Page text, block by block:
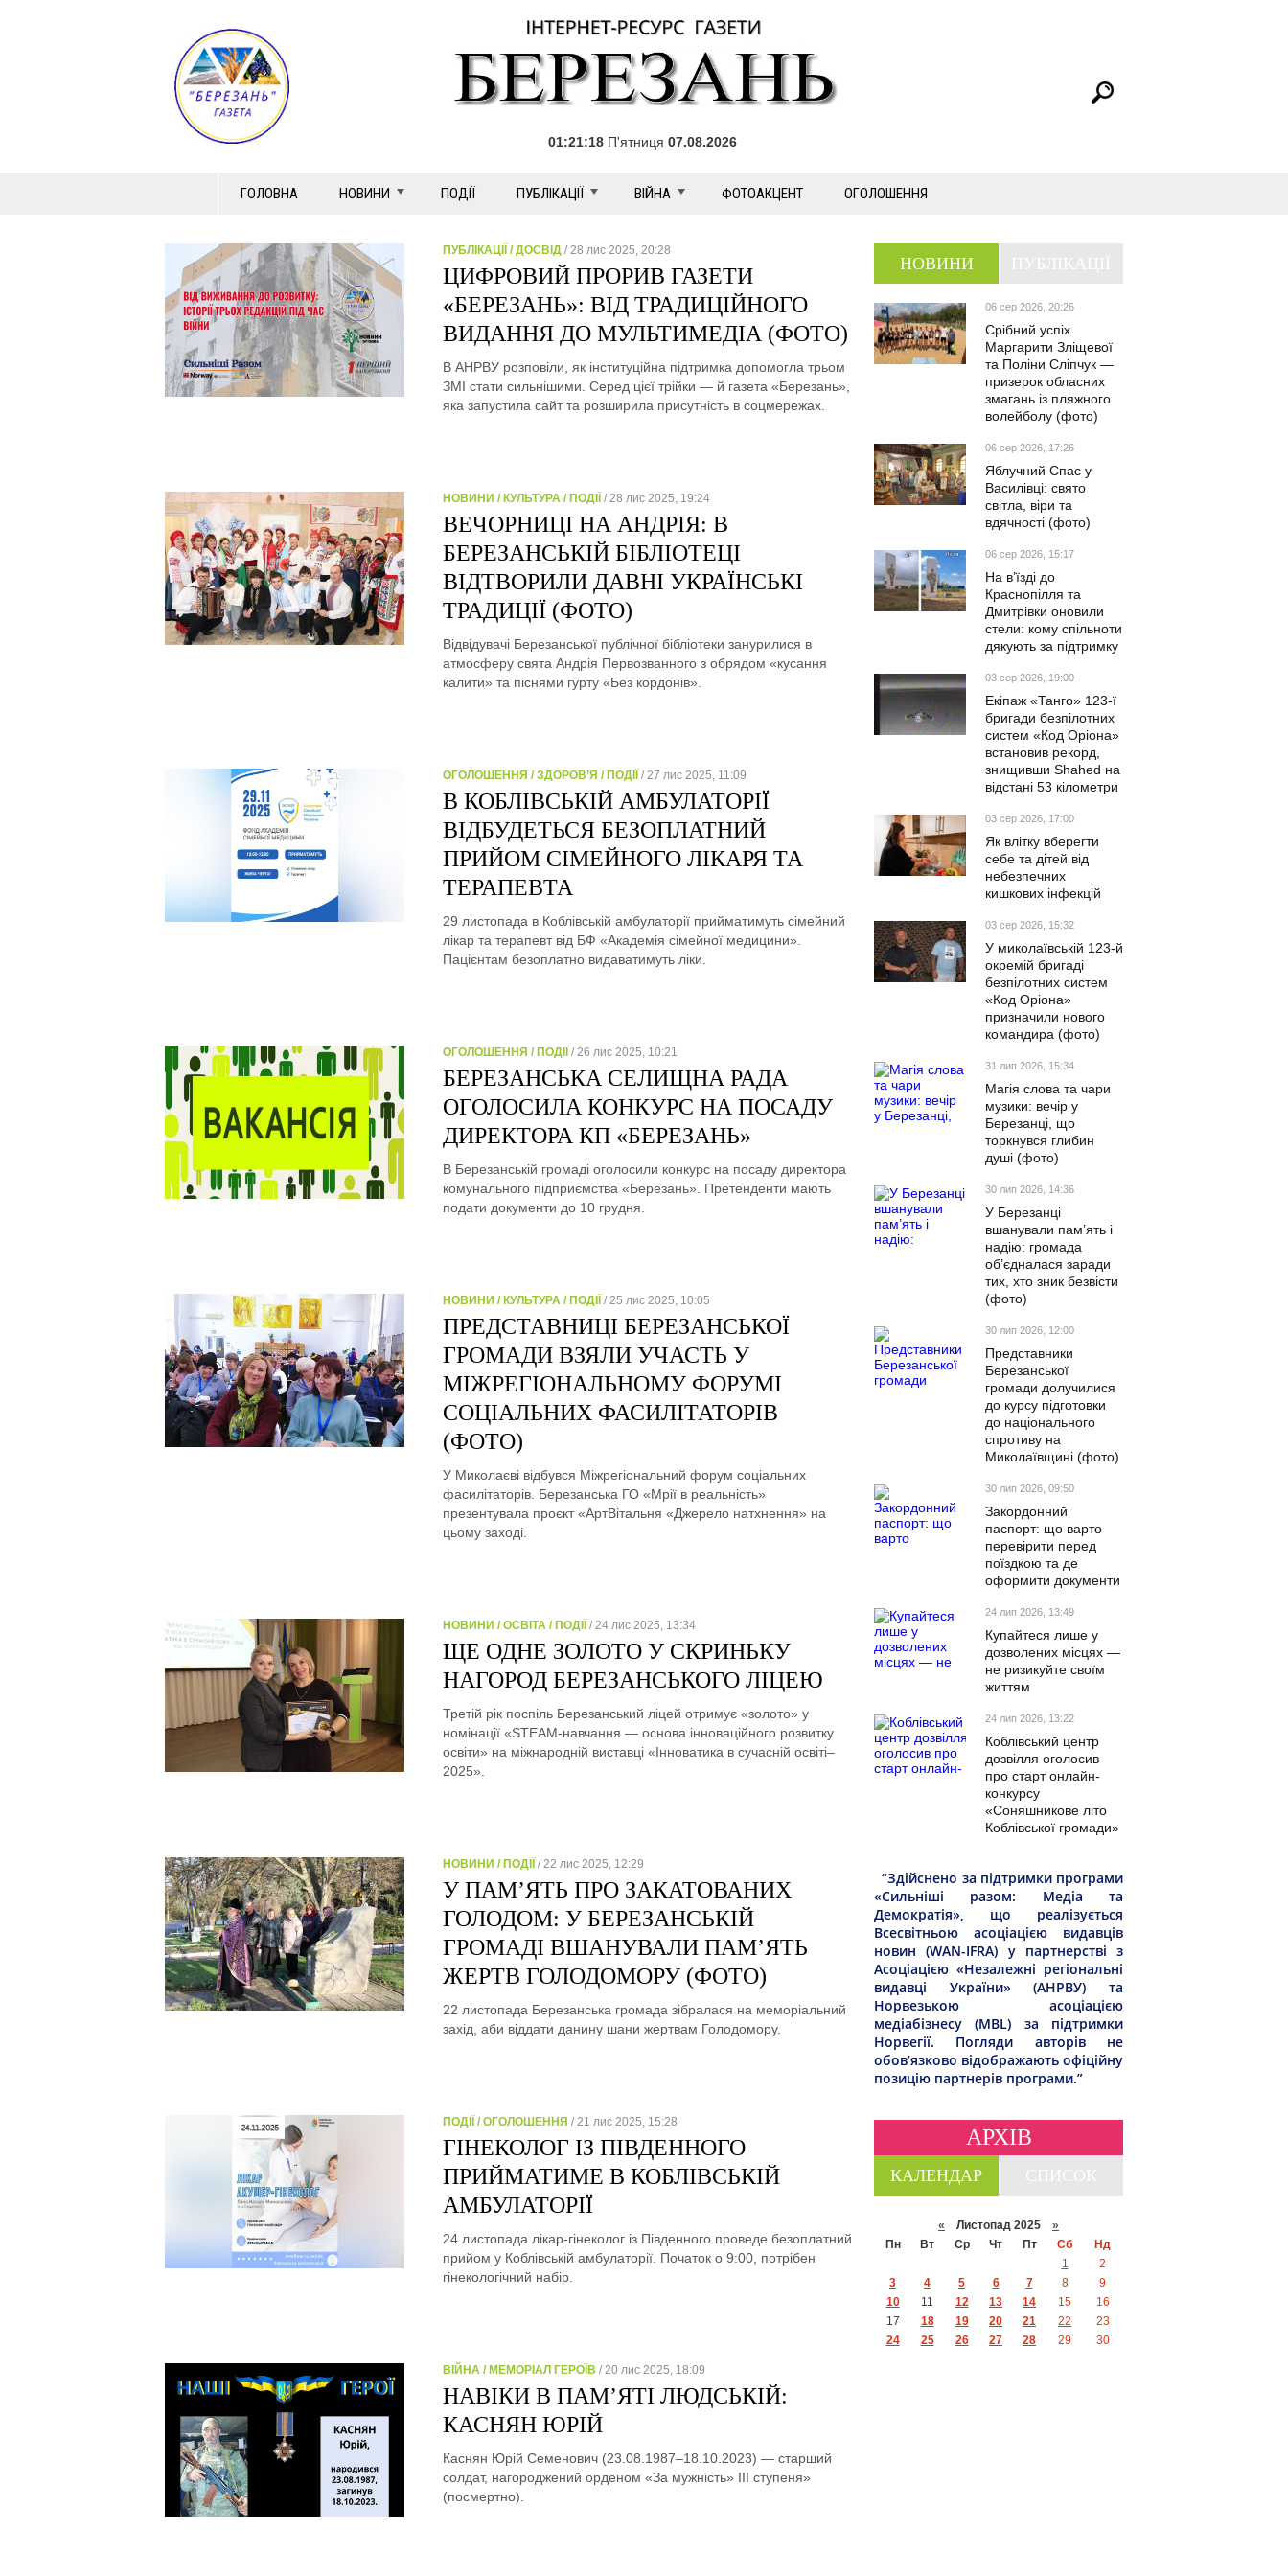
01:21:19 П'ятниця 07.08.2026
ГОЛОВНА НОВИНИ ПОДІЇ ПУБЛІКАЦІЇ ВІЙНА ФОТОАКЦЕНТ ОГОЛОШЕННЯ
ПУБЛІКАЦІЇ / ДОСВІД / 28 лис 2025, 20:28
ЦИФРОВИЙ ПРОРИВ ГАЗЕТИ
«БЕРЕЗАНЬ»: ВІД ТРАДИЦІЙНОГО
ВИДАННЯ ДО МУЛЬТИМЕДІА (ФОТО)
В АНРВУ розповіли, як інституційна підтримка допомогла трьом
ЗМІ стати сильнішими. Серед цієї трійки — й газета «Березань»,
яка запустила сайт та розширила присутність в соцмережах.
НОВИНИ / КУЛЬТУРА / ПОДІЇ / 28 лис 2025, 19:24
ВЕЧОРНИЦІ НА АНДРІЯ: В
БЕРЕЗАНСЬКІЙ БІБЛІОТЕЦІ
ВІДТВОРИЛИ ДАВНІ УКРАЇНСЬКІ
ТРАДИЦІЇ (ФОТО)
Відвідувачі Березанської публічної бібліотеки занурилися в
атмосферу свята Андрія Первозванного з обрядом «кусання
калити» та піснями гурту «Без кордонів».
ОГОЛОШЕННЯ / ЗДОРОВ’Я / ПОДІЇ / 27 лис 2025, 11:09
В КОБЛІВСЬКІЙ АМБУЛАТОРІЇ
ВІДБУДЕТЬСЯ БЕЗОПЛАТНИЙ
ПРИЙОМ СІМЕЙНОГО ЛІКАРЯ ТА
ТЕРАПЕВТА
29 листопада в Коблівській амбулаторії прийматимуть сімейний
лікар та терапевт від БФ «Академія сімейної медицини».
Пацієнтам безоплатно видаватимуть ліки.
ОГОЛОШЕННЯ / ПОДІЇ / 26 лис 2025, 10:21
БЕРЕЗАНСЬКА СЕЛИЩНА РАДА
ОГОЛОСИЛА КОНКУРС НА ПОСАДУ
ДИРЕКТОРА КП «БЕРЕЗАНЬ»
В Березанській громаді оголосили конкурс на посаду директора
комунального підприємства «Березань». Претенденти мають
подати документи до 10 грудня.
НОВИНИ / КУЛЬТУРА / ПОДІЇ / 25 лис 2025, 10:05
ПРЕДСТАВНИЦІ БЕРЕЗАНСЬКОЇ
ГРОМАДИ ВЗЯЛИ УЧАСТЬ У
МІЖРЕГІОНАЛЬНОМУ ФОРУМІ
СОЦІАЛЬНИХ ФАСИЛІТАТОРІВ
(ФОТО)
У Миколаєві відбувся Міжрегіональний форум соціальних
фасилітаторів. Березанська ГО «Мрії в реальність»
презентувала проєкт «АртВітальня «Джерело натхнення» на
цьому заході.
НОВИНИ / ОСВІТА / ПОДІЇ / 24 лис 2025, 13:34
ЩЕ ОДНЕ ЗОЛОТО У СКРИНЬКУ
НАГОРОД БЕРЕЗАНСЬКОГО ЛІЦЕЮ
Третій рік поспіль Березанський ліцей отримує «золото» у
номінації «STEAM-навчання — основа інноваційного розвитку
освіти» на міжнародній виставці «Інноватика в сучасній освіті–
2025».
НОВИНИ / ПОДІЇ / 22 лис 2025, 12:29
У ПАМ’ЯТЬ ПРО ЗАКАТОВАНИХ
ГОЛОДОМ: У БЕРЕЗАНСЬКІЙ
ГРОМАДІ ВШАНУВАЛИ ПАМ’ЯТЬ
ЖЕРТВ ГОЛОДОМОРУ (ФОТО)
22 листопада Березанська громада зібралася на меморіальний
захід, аби віддати данину шани жертвам Голодомору.
ПОДІЇ / ОГОЛОШЕННЯ / 21 лис 2025, 15:28
ГІНЕКОЛОГ ІЗ ПІВДЕННОГО
ПРИЙМАТИМЕ В КОБЛІВСЬКІЙ
АМБУЛАТОРІЇ
24 листопада лікар-гінеколог із Південного проведе безоплатний
прийом у Коблівській амбулаторії. Початок о 9:00, потрібен
гінекологічний набір.
ВІЙНА / МЕМОРІАЛ ГЕРОЇВ / 20 лис 2025, 18:09
НАВІКИ В ПАМ’ЯТІ ЛЮДСЬКІЙ:
КАСНЯН ЮРІЙ
Каснян Юрій Семенович (23.08.1987–18.10.2023) — старший
солдат, нагороджений орденом «За мужність» ІІІ ступеня»
(посмертно).
НОВИНИ
06 сер 2026, 20:26
Срібний успіх
Маргарити Зліщевої
та Поліни Сліпчук —
призерок обласних
змагань із пляжного
волейболу (фото)
06 сер 2026, 17:26
Яблучний Спас у
Василівці: свято
світла, віри та
вдячності (фото)
06 сер 2026, 15:17
На в’їзді до
Краснопілля та
Дмитрівки оновили
стели: кому спільноти
дякують за підтримку
03 сер 2026, 19:00
Екіпаж «Танго» 123-ї
бригади безпілотних
систем «Код Оріона»
встановив рекорд,
знищивши Shahed на
відстані 53 кілометри
03 сер 2026, 17:00
Як влітку вберегти
себе та дітей від
небезпечних
кишкових інфекцій
03 сер 2026, 15:32
У миколаївській 123-й
окремій бригаді
безпілотних систем
«Код Оріона»
призначили нового
командира (фото)
31 лип 2026, 15:34
Магія слова та чари
музики: вечір у
Березанці, що
торкнувся глибин
душі (фото)
30 лип 2026, 14:36
У Березанці
вшанували пам’ять і
надію: громада
об’єдналася заради
тих, хто зник безвісти
(фото)
30 лип 2026, 12:00
Представники
Березанської
громади долучилися
до курсу підготовки
до національного
спротиву на
Миколаївщині (фото)
30 лип 2026, 09:50
Закордонний
паспорт: що варто
перевірити перед
поїздкою та де
оформити документи
24 лип 2026, 13:49
Купайтеся лише у
дозволених місцях —
не ризикуйте своїм
життям
24 лип 2026, 13:22
Коблівський центр
дозвілля оголосив
про старт онлайн-
конкурсу
«Соняшникове літо
Коблівської громади»
“Здійснено за підтримки програми
«Сильніші разом: Медіа та
Демократія», що реалізується
Всесвітньою асоціацією видавців
новин (WAN-IFRA) у партнерстві з
Асоціацією «Незалежні регіональні
видавці України» (АНРВУ) та
Норвезькою асоціацією
медіабізнесу (MBL) за підтримки
Норвегії. Погляди авторів не
обов’язково відображають офіційну
позицію партнерів програми.”
АРХІВ
КАЛЕНДАР
« Листопад 2025 »
Пн
Вт Ср Чт Пт Сб
Нд
1
2
3
4 5 6 7 8
9
10
11 12 13 14 15
16
17
18 19 20 21 22
23
24
25 26 27 28 29 30